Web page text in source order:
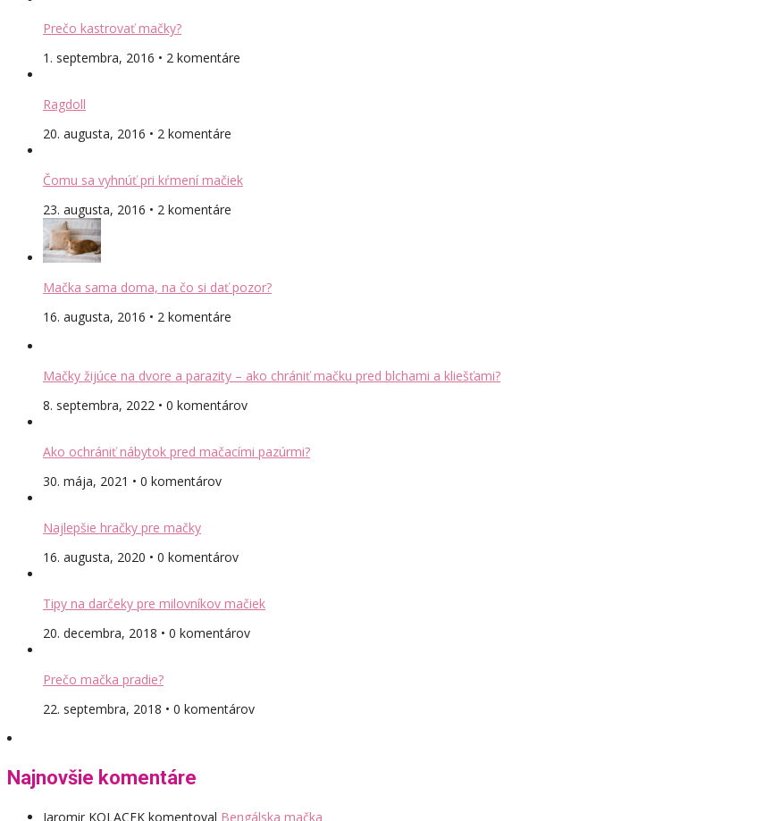
Prečo kastrovať mačky?
1. septembra, 2016 • 2 komentáre
Ragdoll
20. augusta, 2016 • 2 komentáre
Čomu sa vyhnúť pri kŕmení mačiek
23. augusta, 2016 • 2 komentáre
Mačka sama doma, na čo si dať pozor?
16. augusta, 2016 • 2 komentáre
Mačky žijúce na dvore a parazity – ako chrániť mačku pred blchami a kliešťami?
8. septembra, 2022 • 0 komentárov
Ako ochrániť nábytok pred mačacími pazúrmi?
30. mája, 2021 • 0 komentárov
Najlepšie hračky pre mačky
16. augusta, 2020 • 0 komentárov
Tipy na darčeky pre milovníkov mačiek
20. decembra, 2018 • 0 komentárov
Prečo mačka pradie?
22. septembra, 2018 • 0 komentárov
Najnovšie komentáre
Jaromir KOLACEK komentoval Bengálska mačka